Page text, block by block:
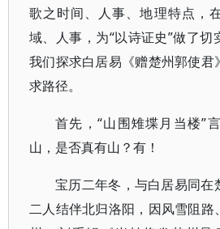
歌之时间、人事、地理特点，
域、人事，为“以诗证史”做了切
我们探求白居易《赠楚州郭使君
求路径。
首先，“山围雉堞月当楼”
山，是否真有山？有！
宝历二年冬，与白居易同在
二人结伴北归洛阳，因风雪阻路